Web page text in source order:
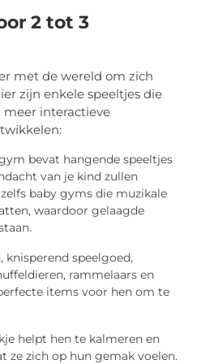
2 tot 3
met de wereld om zich
zijn enkele speeltjes die
interactieve
bevat hangende speeltjes
van je kind zullen
baby gyms die muzikale
waardoor gelaagde
knisperend speelgoed,
rammelaars en
items voor hen om te
helpt hen te kalmeren en
ze zich op hun gemak voelen.